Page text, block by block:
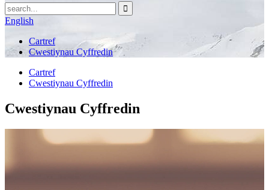
English
Cartref
Cwestiynau Cyffredin
Cartref
Cwestiynau Cyffredin
Cwestiynau Cyffredin